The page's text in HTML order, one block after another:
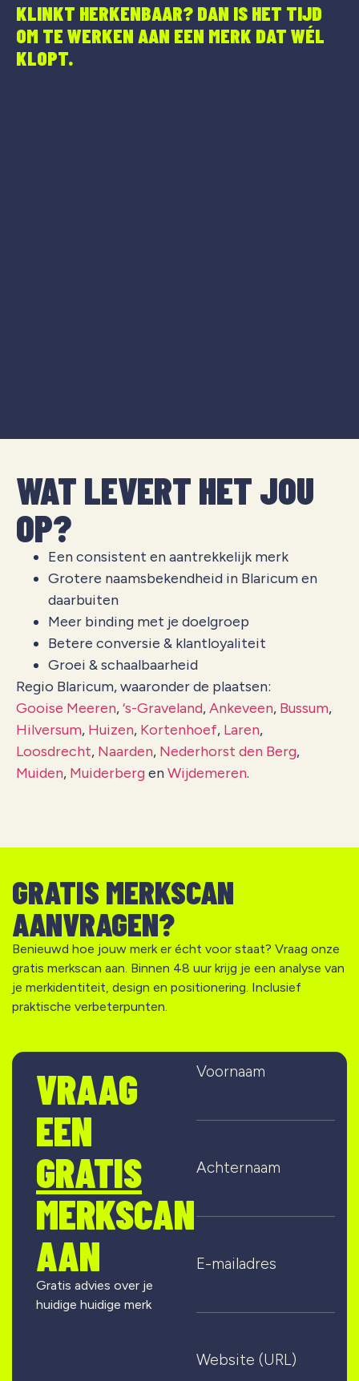
KLINKT HERKENBAAR? DAN IS HET TIJD
OM TE WERKEN AAN EEN MERK DAT WÉL
KLOPT.
WAT LEVERT HET JOU
OP?
Een consistent en aantrekkelijk merk
Grotere naamsbekendheid in Blaricum en
daarbuiten
Meer binding met je doelgroep
Betere conversie & klantloyaliteit
Groei & schaalbaarheid
Regio Blaricum, waaronder de plaatsen:
Gooise Meeren,‘s-Graveland,Ankeveen, Bussum,
Hilversum, Huizen, Kortenhoef, Laren,
Loosdrecht, Naarden, Nederhorst den Berg,
Muiden, MuiderbergenWijdemeren.
GRATIS MERKSCAN
AANVRAGEN?
Benieuwd hoe jouw merk er écht voor staat? Vraag onze
gratis merkscan aan. Binnen 48 uur krijg je een analyse van
je merkidentiteit, design en positionering. Inclusief
praktische verbeterpunten.
VRAAG
EEN
GRATIS
MERKSCAN
AAN
Gratis advies over je
huidige huidige merk
Voornaam
Achternaam
E-mailadres
Website (URL)